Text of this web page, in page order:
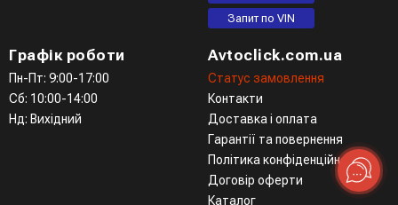
Запит по VIN
Графік роботи
Пн-Пт: 9:00-17:00
Сб: 10:00-14:00
Нд: Вихідний
Avtoclick.com.ua
Статус замовлення
Контакти
Доставка і оплата
Гарантії та повернення
Політика конфіденційності
Договір оферти
Каталог